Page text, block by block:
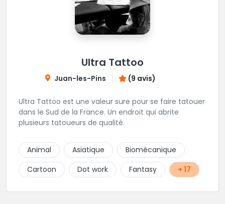
Ultra Tattoo
Juan-les-Pins (9 avis)
Ultra Tattoo est une valeur sure pour se faire tatouer
dans le Sud de la France. Un endroit qui abrite
plusieurs tatoueurs de qualité.
Animal Asiatique
Biomécanique
Cartoon
Dot work Fantasy + 17